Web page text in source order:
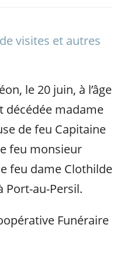
visites et autres
le 20 juin, à l’âge
décédée madame
de feu Capitaine
feu monsieur
feu dame Clothilde
Port-au-Persil.
Funéraire